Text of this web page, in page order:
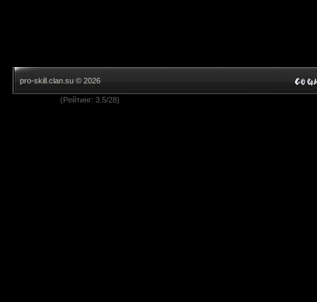
pro-skill.clan.su © 2026
(Рейтинг: 3.5/28)